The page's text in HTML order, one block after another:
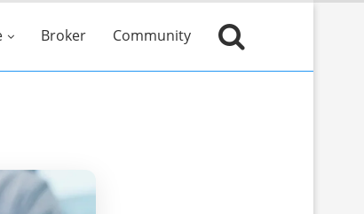
Broker Community